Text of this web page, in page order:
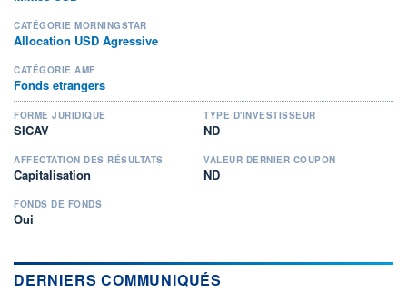
CATÉGORIE MORNINGSTAR
Allocation USD Agressive
CATÉGORIE AMF
Fonds etrangers
FORME JURIDIQUE
SICAV
TYPE D'INVESTISSEUR
ND
AFFECTATION DES RÉSULTATS
Capitalisation
VALEUR DERNIER COUPON
ND
FONDS DE FONDS
Oui
DERNIERS COMMUNIQUÉS